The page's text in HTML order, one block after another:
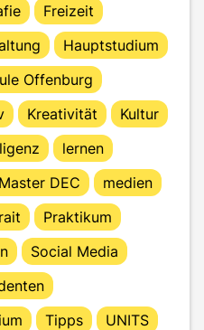
Freizeit
Hauptstudium
Offenburg
Kreativität
Kultur
lernen
Master DEC
medien
Praktikum
Social Media
Tipps UNITS